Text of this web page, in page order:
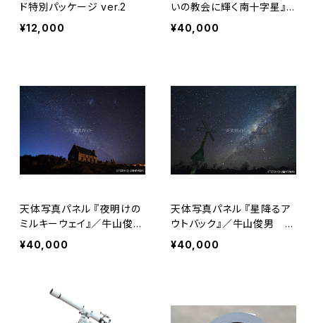
ド特別パッケージ ver.2
¥12,000
いの教会に輝く南十字星』
／牛山俊男 撮影地：ニュ
ージーランド テカポ
¥40,000
天体写真パネル 『夜明けの
ミルキーウェイ』／牛山俊
男 撮影地：二ュージーラ
ンド テカポ
¥40,000
天体写真パネル 『星降るア
ウトバック』／牛山俊男 撮
影地：オーストラリア チラ
¥40,000